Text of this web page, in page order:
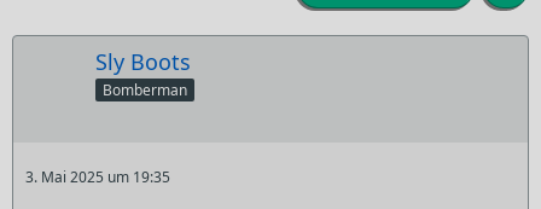
Sly Boots
Bomberman
3. Mai 2025 um 19:35